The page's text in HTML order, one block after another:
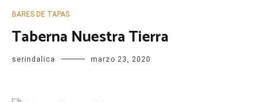
BARES DE TAPAS
Taberna Nuestra Tierra
serindalica marzo 23, 2020